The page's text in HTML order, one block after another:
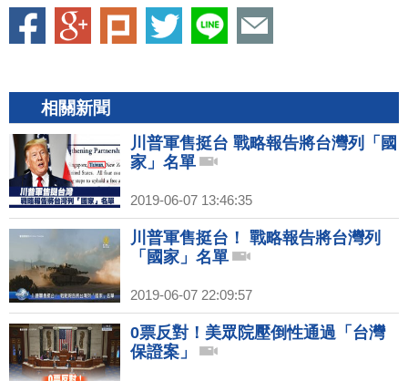
相關新聞
川普軍售挺台 戰略報告將台灣列「國
家」名單
2019-06-07 13:46:35
川普軍售挺台！ 戰略報告將台灣列
「國家」名單
2019-06-07 22:09:57
0票反對！美眾院壓倒性通過「台灣
保證案」